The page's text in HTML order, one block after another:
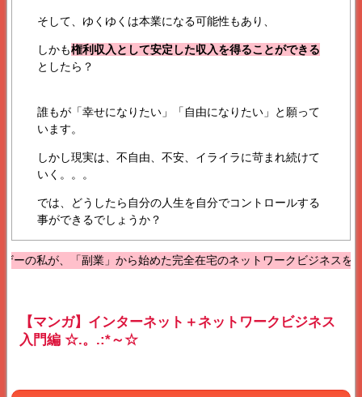
そして、ゆくゆくは本業になる可能性もあり、
しかも権利収入として安定した収入を得ることができる
としたら？
誰もが「幸せになりたい」「自由になりたい」と願って
います。
しかし現実は、不自由、不安、イライラに苛まれ続けて
いく。。。
では、どうしたら自分の人生を自分でコントロールする
事ができるでしょうか？
副業」から始めた完全在宅のネットワークビジネスを、1年で勤
【マンガ】インターネット＋ネットワークビジネス
入門編 ☆.。.:*～☆